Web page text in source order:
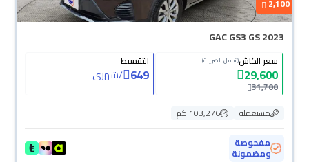
2,100
GAC GS3 GS 2023
سعر الكاش(شامل الضريبة)
29,600
31,700
التقسيط
649
/شهري
مستعملة
103,276 كم
مفحوصة
ومضمونة